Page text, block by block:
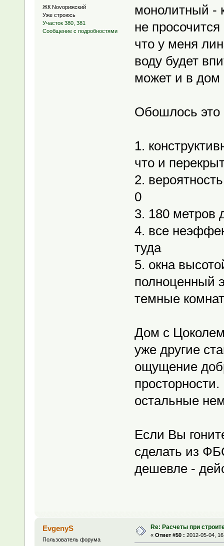
ЖК Novoрижский
Уже строюсь
Участок 380, 381
Сообщение с подробностями
монолитный -
не
что у меня
воду будет
может и в дом
Обошлось это
1.
что и
2.
0
3. 180 метров
4. все
туда
5. окна
полноценный
темные
Дом с
уже другие
ощущение
остальные
Если Вы
сделать из
дешевле -
EvgenyS
Пользователь форума
Re: Расчеты при
« Ответ #50 : 2012-05-04,